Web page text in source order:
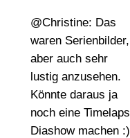
@Christine: Das
waren Serienbilder,
aber auch sehr
lustig anzusehen.
Könnte daraus ja
noch eine Timelaps
Diashow machen :)